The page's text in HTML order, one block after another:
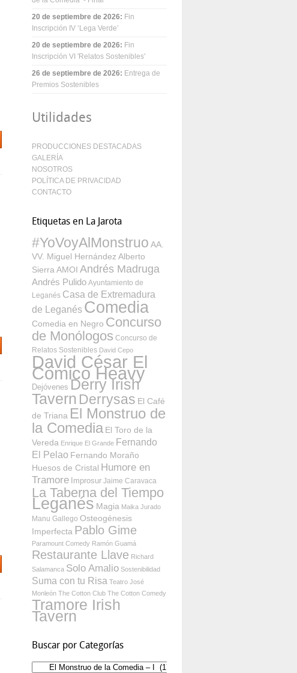
20 de septiembre de 2026: Fin
Inscripción IV ‘Lega Verde’
20 de septiembre de 2026: Fin
Inscripción VI 'Relatos Sostenibles'
26 de septiembre de 2026: Entrega de
Premios Sostenibles
Utilidades
PRODUCCIONES DESTACADAS
GALERÍA
NOSOTROS
POLÍTICA DE PRIVACIDAD
CONTACTO
Etiquetas en La Jarota
#YoVoyAlMonstruo AA.
VV. Miguel Hernández Alberto
Sierra AMOI Andrés Madruga
Andrés Pulido Ayuntamiento de
Leganés Casa de Extremadura
de Leganés Comedia
Comedia en Negro Concurso
de Monólogos Concurso de
Relatos Sostenibles David Cepo
David César El
Cómico Heavy
Dejóvenes Derry Irish
Tavern Derrysas El Café
de Triana El Monstruo de
la Comedia El Toro de la
Vereda Enrique El Grande Fernando
El Pelao Fernando Moraño
Huesos de Cristal Humore en
Tramore Improsur Jaime Caravaca
La Taberna del Tiempo
Leganés Magia Maika Jurado
Manu Gallego Osteogénesis
Imperfecta Pablo Gime
Paramount Comedy Ramón Guamá
Restaurante Llave Richard
Salamanca Solo Amalio Sostenibilidad
Suma con tu Risa Teatro José
Monleón The Cotton Club The Cotton Comedy
Tramore Irish
Tavern
Buscar por Categorías
Buscar